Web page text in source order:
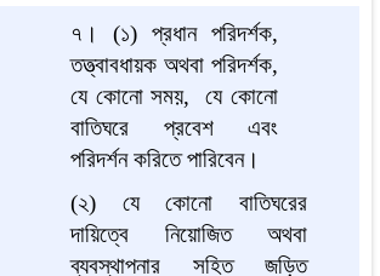
৭।
(১) প্রধান পরিদর্শক,
তত্ত্বাবধায়ক অথবা পরিদর্শক,
যে কোনো সময়, যে কোনো
বাতিঘরে প্রবেশ এবং
পরিদর্শন করিতে পারিবেন।
(২) যে কোনো বাতিঘরের
দায়িত্বে নিয়োজিত অথবা
ব্যবস্থাপনার সহিত জড়িত